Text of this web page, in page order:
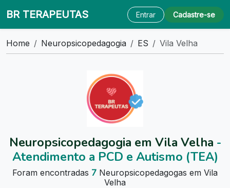
BR TERAPEUTAS Entrar Cadastre-se
Home Neuropsicopedagogia ES Vila Velha
Neuropsicopedagogia em Vila Velha -
Atendimento a PCD e Autismo (TEA)
Foram encontradas 7 Neuropsicopedagogas em Vila
Velha